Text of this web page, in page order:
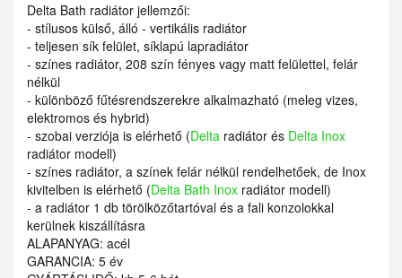
Delta Bath radiátor jellemzői:
- stílusos külső, álló - vertikális radiátor
- teljesen sík felület, síklapú lapradiátor
- színes radiátor, 208 szín fényes vagy matt felülettel, felár
nélkül
- különböző fűtésrendszerekre alkalmazható (meleg vizes,
elektromos és hybrid)
- szobai verziója is elérhető (Delta radiátor és Delta Inox
radiátor modell)
- színes radiátor, a színek felár nélkül rendelhetőek, de Inox
kivitelben is elérhető (Delta Bath Inox radiátor modell)
- a radiátor 1 db törölközőtartóval és a fali konzolokkal
kerülnek kiszállításra
ALAPANYAG: acél
GARANCIA: 5 év